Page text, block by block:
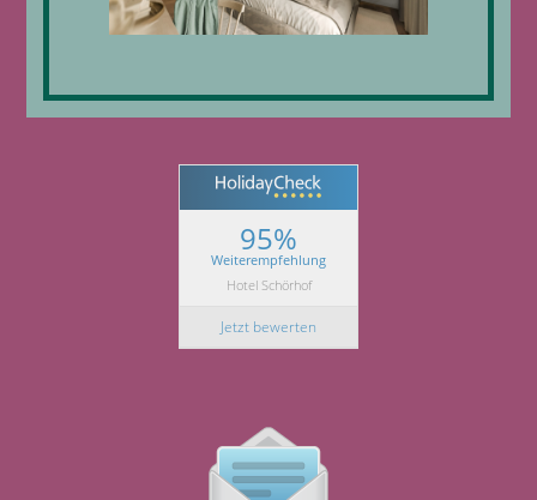
95%
Weiterempfehlung
Hotel Schörhof
Jetzt bewerten